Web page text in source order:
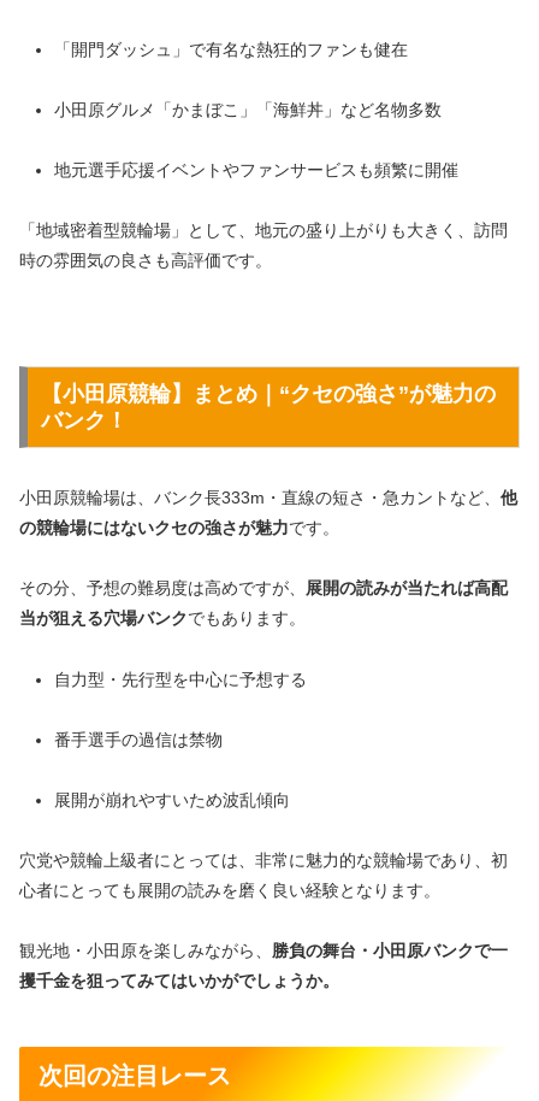
「開門ダッシュ」で有名な熱狂的ファンも健在
小田原グルメ「かまぼこ」「海鮮丼」など名物多数
地元選手応援イベントやファンサービスも頻繁に開催
「地域密着型競輪場」として、地元の盛り上がりも大きく、訪問
時の雰囲気の良さも高評価です。
【小田原競輪】まとめ｜“クセの強さ”が魅力の
バンク！
小田原競輪場は、バンク長333m・直線の短さ・急カントなど、 他
の競輪場にはないクセの強さが魅力です。
その分、予想の難易度は高めですが、 展開の読みが当たれば高配
当が狙える穴場バンクでもあります。
自力型・先行型を中心に予想する
番手選手の過信は禁物
展開が崩れやすいため波乱傾向
穴党や競輪上級者にとっては、非常に魅力的な競輪場であり、初
心者にとっても展開の読みを磨く良い経験となります。
観光地・小田原を楽しみながら、 勝負の舞台・小田原バンクで一
攫千金を狙ってみてはいかがでしょうか。
次回の注目レース